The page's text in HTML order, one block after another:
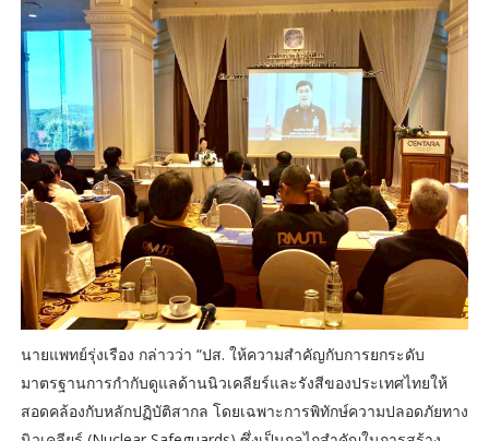
นายแพทย์รุ่งเรือง กล่าวว่า “ปส. ให้ความสำคัญกับการยกระดับ
มาตรฐานการกำกับดูแลด้านนิวเคลียร์และรังสีของประเทศไทยให้
สอดคล้องกับหลักปฏิบัติสากล โดยเฉพาะการพิทักษ์ความปลอดภัยทาง